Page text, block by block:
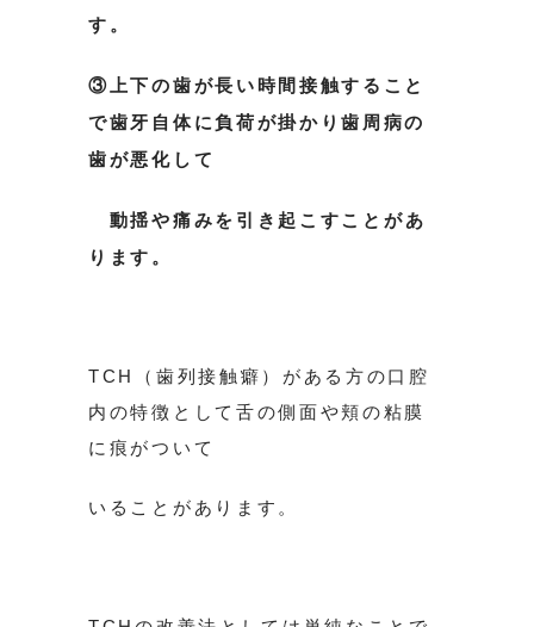
す。
③上下の歯が長い時間接触すること
で歯牙自体に負荷が掛かり歯周病の
歯が悪化して
動揺や痛みを引き起こすこと があ
ります。
TCH（歯列接触癖）がある方の口腔
内の特徴として舌の側面や頬の粘膜
に痕がついて
いることがあります。